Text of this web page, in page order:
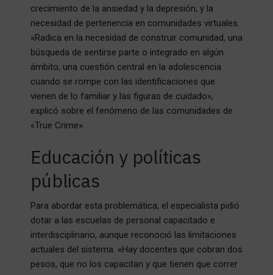
crecimiento de la ansiedad y la depresión, y la
necesidad de pertenencia en comunidades virtuales.
«Radica en la necesidad de construir comunidad, una
búsqueda de sentirse parte o integrado en algún
ámbito, una cuestión central en la adolescencia
cuando se rompe con las identificaciones que
vienen de lo familiar y las figuras de cuidado»,
explicó sobre el fenómeno de las comunidades de
«True Crime».
Educación y políticas
públicas
Para abordar esta problemática, el especialista pidió
dotar a las escuelas de personal capacitado e
interdisciplinario, aunque reconoció las limitaciones
actuales del sistema. «Hay docentes que cobran dos
pesos, que no los capacitan y que tienen que correr